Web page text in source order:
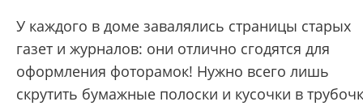
У каждого в доме завалялись страницы старых
газет и журналов: они отлично сгодятся для
оформления фоторамок! Нужно всего лишь
скрутить бумажные полоски и кусочки в